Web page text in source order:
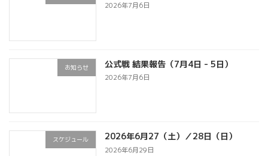
2026年7月6日
お知らせ 公式戦 結果報告（7月4日 - 5日）
2026年7月6日
スケジュール 2026年6月27（土）／28日（日）
2026年6月29日